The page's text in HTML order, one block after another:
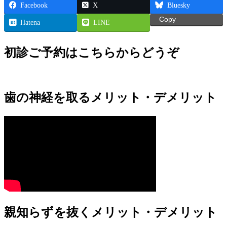
Facebook X Bluesky
Hatena LINE Copy
初診ご予約はこちらからどうぞ
歯の神経を取るメリット・デメリット
親知らずを抜くメリット・デメリット